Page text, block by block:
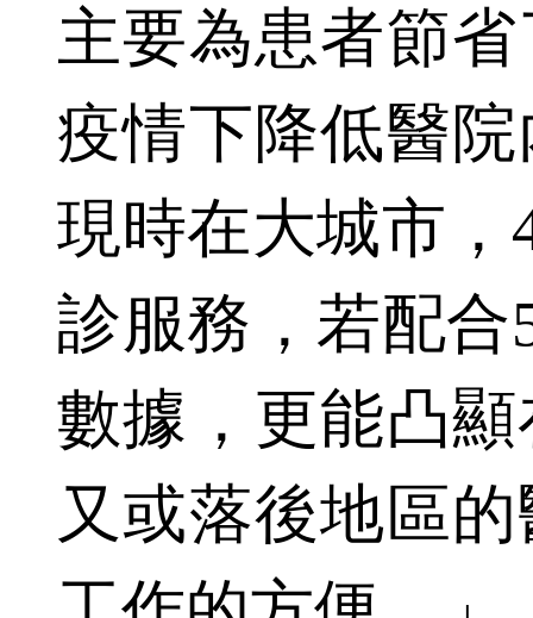
主要為患者節
疫情下降低醫
現時在大城市，
診服務，若配合
數據，更能凸
又或落後地區